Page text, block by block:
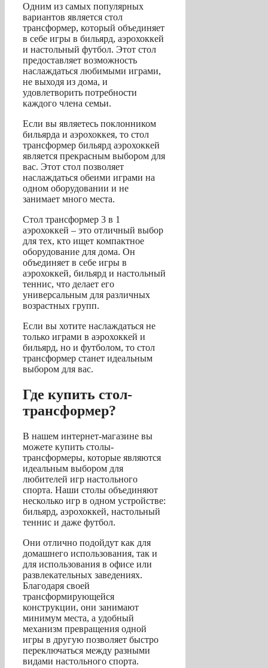
Одним из самых популярных
вариантов является стол
трансформер, который объединяет
в себе игры в бильярд, аэрохоккей
и настольный футбол. Этот стол
предоставляет возможность
наслаждаться любимыми играми,
не выходя из дома, и
удовлетворить потребности
каждого члена семьи.
Если вы являетесь поклонником
бильярда и аэрохоккея, то стол
трансформер бильярд аэрохоккей
является прекрасным выбором для
вас. Этот стол позволяет
наслаждаться обеими играми на
одном оборудовании и не
занимает много места.
Стол трансформер 3 в 1
аэрохоккей – это отличный выбор
для тех, кто ищет компактное
оборудование для дома. Он
объединяет в себе игры в
аэрохоккей, бильярд и настольный
теннис, что делает его
универсальным для различных
возрастных групп.
Если вы хотите наслаждаться не
только играми в аэрохоккей и
бильярд, но и футболом, то стол
трансформер станет идеальным
выбором для вас.
Где купить стол-
трансформер?
В нашем интернет-магазине вы
можете купить столы-
трансформеры, которые являются
идеальным выбором для
любителей игр настольного
спорта. Наши столы объединяют
несколько игр в одном устройстве:
бильярд, аэрохоккей, настольный
теннис и даже футбол.
Они отлично подойдут как для
домашнего использования, так и
для использования в офисе или
развлекательных заведениях.
Благодаря своей
трансформирующейся
конструкции, они занимают
минимум места, а удобный
механизм превращения одной
игры в другую позволяет быстро
переключаться между разными
видами настольного спорта.